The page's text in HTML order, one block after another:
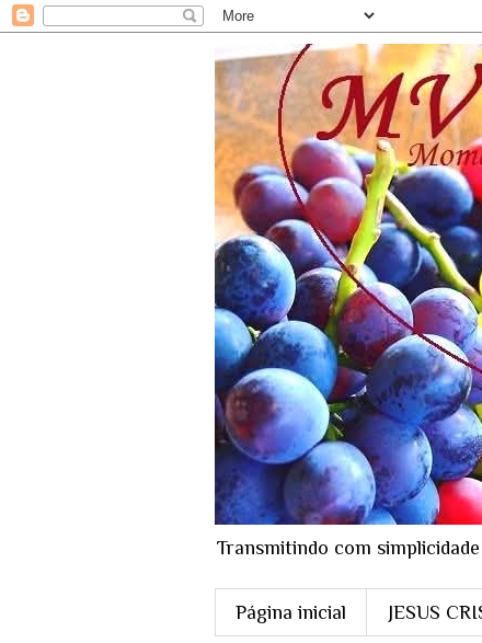
Transmitindo com
Página inicial JESUS